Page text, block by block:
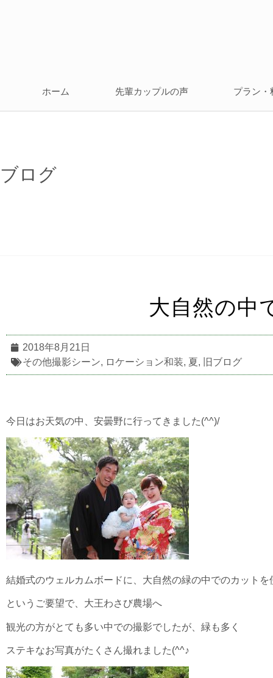
ホーム 先輩カップルの声 プラン・
ブログ
大自然の中
2018年8月21日
その他撮影シーン, ロケーション和装, 夏, 旧ブログ
今日はお天気の中、安曇野に行ってきました(^^)/
結婚式のウェルカムボードに、大自然の緑の中でのカットを
というご要望で、大王わさび農場へ
観光の方がとても多い中での撮影でしたが、緑も多く
ステキなお写真がたくさん撮れました(^^♪